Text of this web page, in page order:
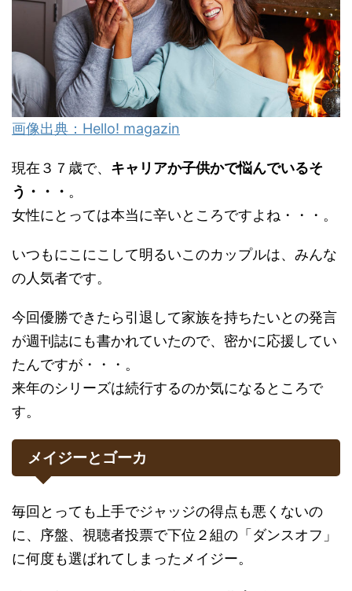
画像出典：Hello! magazin
現在３７歳で、 キャリアか子供かで悩んでいるそ
う・・・ 。
女性にとっては本当に辛いところですよね・・・。
いつもにこにこして明るいこのカップルは、みんな
の人気者です。
今回優勝できたら引退して家族を持ちたいとの発言
が週刊誌にも書かれていたので、密かに応援してい
たんですが・・・。
来年のシリーズは続行するのか気になるところで
す。
メイジーとゴーカ
毎回とっても上手でジャッジの得点も悪くないの
に、序盤、視聴者投票で下位２組の「ダンスオフ」
に何度も選ばれてしまったメイジー。